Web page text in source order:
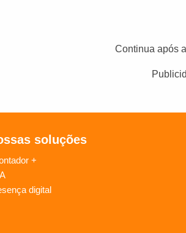
Continua após
soluções
+
digital